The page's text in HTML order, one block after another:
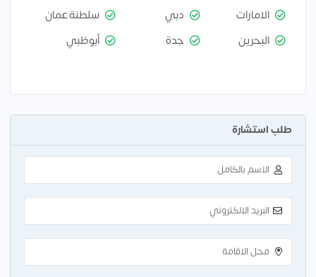
الامارات
دبي
سلطنة عمان
البحرين
جدة أبوظبي
طلب استشارة